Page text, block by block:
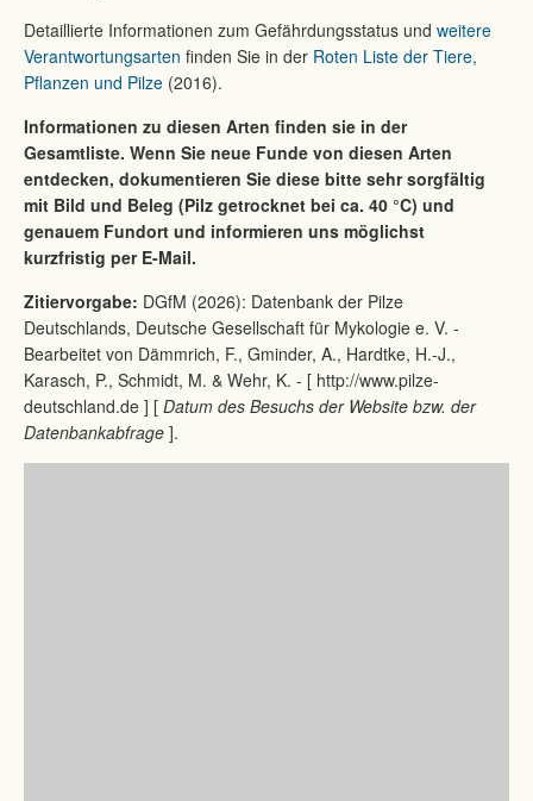
Detaillierte Informationen zum Gefährdungsstatus und weitere
Verantwortungsarten finden Sie in der Roten Liste der Tiere,
Pflanzen und Pilze (2016).
Informationen zu diesen Arten finden sie in der
Gesamtliste. Wenn Sie neue Funde von diesen Arten
entdecken, dokumentieren Sie diese bitte sehr sorgfältig
mit Bild und Beleg (Pilz getrocknet bei ca. 40 °C) und
genauem Fundort und informieren uns möglichst
kurzfristig per E-Mail.
Zitiervorgabe: DGfM (2026): Datenbank der Pilze
Deutschlands, Deutsche Gesellschaft für Mykologie e. V. -
Bearbeitet von Dämmrich, F., Gminder, A., Hardtke, H.-J.,
Karasch, P., Schmidt, M. & Wehr, K. - [ http://www.pilze-
deutschland.de ] [ Datum des Besuchs der Website bzw. der
Datenbankabfrage ].